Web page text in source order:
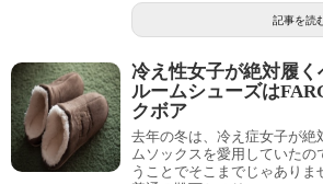
記事を読
冷え性女子が絶対履
ルームシューズは
クボア
去年の冬は、冷え症女子が絶
ムソックスを愛用していた
うことでそこまでじゃあり